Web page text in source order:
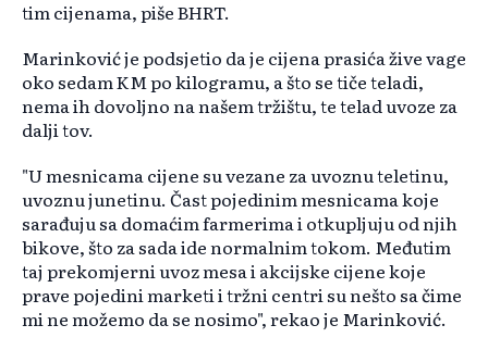
tim cijenama, piše BHRT.
Marinković je podsjetio da je cijena prasića žive vage
oko sedam KM po kilogramu, a što se tiče teladi,
nema ih dovoljno na našem tržištu, te telad uvoze za
dalji tov.
"U mesnicama cijene su vezane za uvoznu teletinu,
uvoznu junetinu. Čast pojedinim mesnicama koje
sarađuju sa domaćim farmerima i otkupljuju od njih
bikove, što za sada ide normalnim tokom. Međutim
taj prekomjerni uvoz mesa i akcijske cijene koje
prave pojedini marketi i tržni centri su nešto sa čime
mi ne možemo da se nosimo", rekao je Marinković.